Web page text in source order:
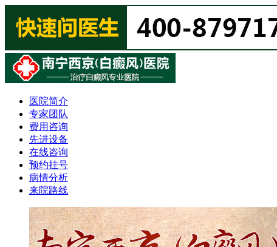
医院简介
专家团队
费用咨询
先进设备
在线咨询
预约挂号
病情分析
来院路线